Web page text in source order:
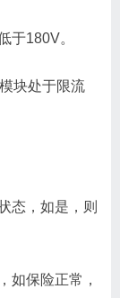
于180V。
块处于限流
态，如是，则
如保险正常，